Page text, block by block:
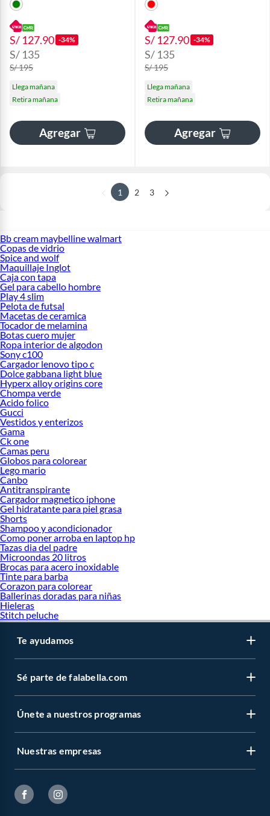
S/ 127.90 -34%
S/ 135
S/ 195
Llega mañana
Retira mañana
Agregar
S/ 127.90 -34%
S/ 135
S/ 195
Llega mañana
Retira mañana
Agregar
1 2 3
Bb cream maybelline walmart
Copas de vidrio
Spice and wolf
Maquillaje Inglot
Caja con tapa
Gel para cabello hombre
Play 4 slim
Pelota de futsal
Macetas de ceramica
Tocador de melamina
Botas cuero mujer
Ropa interior de algodon
Sony c100
Cargador lenovo tipo c
Dolce gabbana light blue
Hyperx alloy origins core
Chompa verde
Acido folico
Gucci
Vestidos y enterizos
Gama
Ck one
Camas peru
Globos para colorear
Lego mario
Canbo
Antitranspirante
Cargador magnetico iphone
Gel hidratante para piel grasa
Shorts
Shampoo y acondicionador
Como poner arroba en laptop hp
Tazas dia del padre
Microondas 20 litros
Brocas para acero inoxidable
Tinte para barba
Corazon para colorear
Ballerinas doradas para niñas
Hieleras
Stitch peluche
Te ayudamos
Sé parte de falabella.com
Únete a nuestros programas
Nuestras empresas